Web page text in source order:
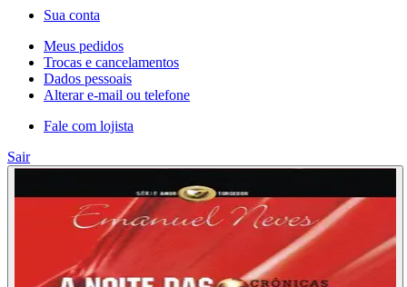
Sua conta
Meus pedidos
Trocas e cancelamentos
Dados pessoais
Alterar e-mail ou telefone
Fale com lojista
Sair